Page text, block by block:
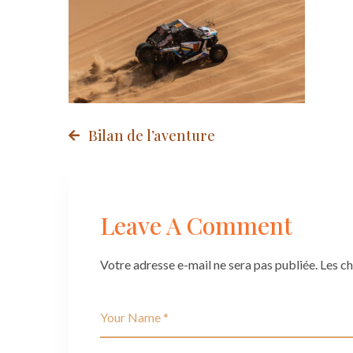
Post
Bilan de l’aventure
Leave A Comment
Votre adresse e-mail ne sera pas publiée. Les